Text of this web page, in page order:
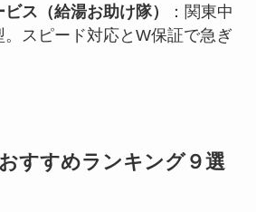
ス（給湯お助け隊）
：関東中
スピード対応とW保証で急ぎ
すすめランキング９選